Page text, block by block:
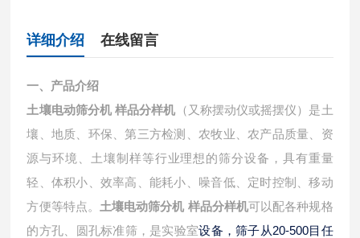
详细介绍 在线留言
一、产品介绍
土壤电动筛分机 样品分样机 （又称摆动仪或摇摆仪）是土
壤、地质、环保、第三方检测、农牧业、农产品质量、资
源与环境、土壤制样等行业理想的筛分设备，具有重量
轻、体积小、效率高、能耗小、噪音低、定时控制、移动
方便等特点。 土壤电动筛分机 样品分样机可以配各种规格
的方孔、圆孔标准筛，是实验室设备，筛子从20-500目任